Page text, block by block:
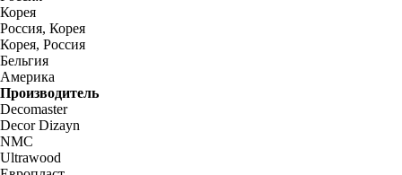
Корея
Россия, Корея
Корея, Россия
Бельгия
Америка
Производитель
Decomaster
Decor Dizayn
NMC
Ultrawood